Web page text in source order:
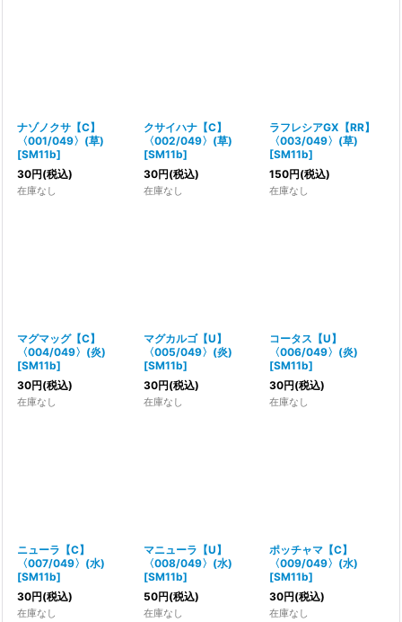
ナゾノクサ【C】
〈001/049〉(草)
[SM11b]
30円(税込)
在庫なし
クサイハナ【C】
〈002/049〉(草)
[SM11b]
30円(税込)
在庫なし
ラフレシアGX【RR】
〈003/049〉(草)
[SM11b]
150円(税込)
在庫なし
マグマッグ【C】
〈004/049〉(炎)
[SM11b]
30円(税込)
在庫なし
マグカルゴ【U】
〈005/049〉(炎)
[SM11b]
30円(税込)
在庫なし
コータス【U】
〈006/049〉(炎)
[SM11b]
30円(税込)
在庫なし
ニューラ【C】
〈007/049〉(水)
[SM11b]
30円(税込)
在庫なし
マニューラ【U】
〈008/049〉(水)
[SM11b]
50円(税込)
在庫なし
ポッチャマ【C】
〈009/049〉(水)
[SM11b]
30円(税込)
在庫なし